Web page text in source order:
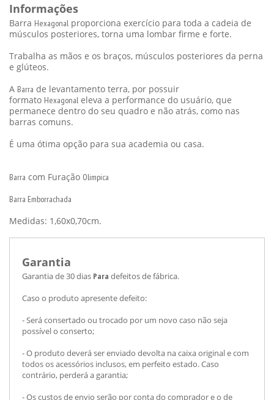
Informações
Barra Hexagonal proporciona exercício para toda a cadeia de
músculos posteriores, torna uma lombar firme e forte.
Trabalha as mãos e os braços, músculos posteriores da perna
e glúteos.
A Barra de levantamento terra, por possuir
formato Hexagonal eleva a performance do usuário, que
permanece dentro do seu quadro e não atrás, como nas
barras comuns.
É uma ótima opção para sua academia ou casa.
Barra com Furação Olimpica
Barra Emborrachada
Medidas: 1,60x0,70cm.
Garantia
Garantia de 30 dias Para defeitos de fábrica.
Caso o produto apresente defeito:
- Será consertado ou trocado por um novo caso não seja
possível o conserto;
- O produto deverá ser enviado devolta na caixa original e com
todos os acessórios inclusos, em perfeito estado. Caso
contrário, perderá a garantia;
- Os custos de envio serão por conta do comprador e o de